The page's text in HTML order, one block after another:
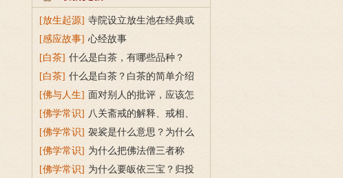
[放生起源] 寺院设立放生池在经典或
传统上有什么根据？
[感应故事] 心经故事
[白茶] 什么是白茶，有哪些品种？
[白茶] 什么是白茶？白茶的简单介绍
[佛与人生] 面对别人的批评，应该怎
么做？
[佛学常识] 八关斋戒的解释、戒相、
功德利益
[佛学常识] 袈裟是什么意思？为什么
叫福田衣？
[佛学常识] 为什么把佛法僧三者称
为“宝”？
[佛学常识] 为什么要皈依三宝？归投